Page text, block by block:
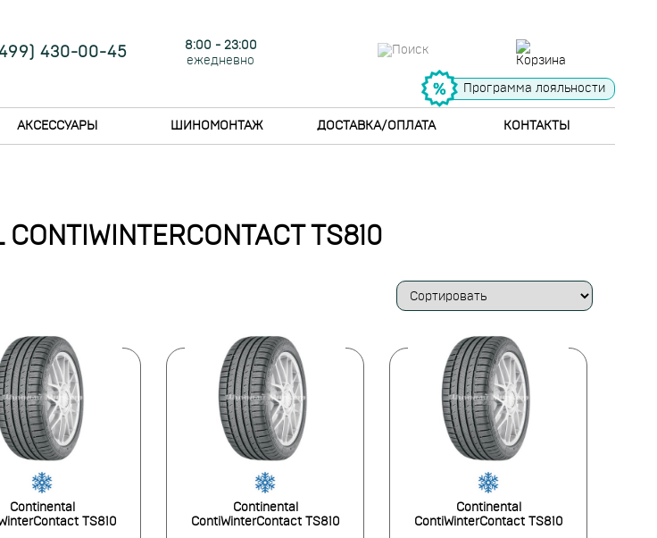
430-00-45
8:00 - 23:00
ежедневно
Программа лояльности
АКСЕССУАРЫ ШИНОМОНТАЖ ДОСТАВКА/ОПЛАТА КОНТАКТЫ
TS810
Continental
TS810
Continental
ContiWinterContact TS810
Continental
ContiWinterContact TS810